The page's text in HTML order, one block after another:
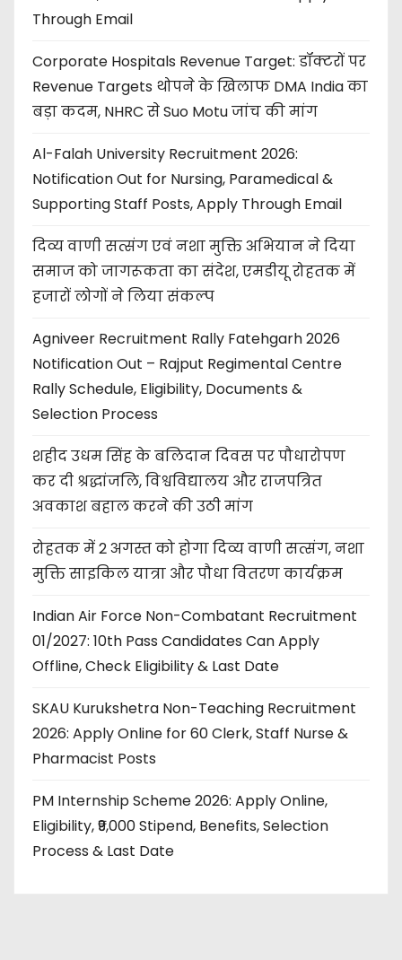
Through Email
Corporate Hospitals Revenue Target: डॉक्टरों पर
Revenue Targets थोपने के खिलाफ DMA India का
बड़ा कदम, NHRC से Suo Motu जांच की मांग
Al-Falah University Recruitment 2026:
Notification Out for Nursing, Paramedical &
Supporting Staff Posts, Apply Through Email
दिव्य वाणी सत्संग एवं नशा मुक्ति अभियान ने दिया
समाज को जागरूकता का संदेश, एमडीयू रोहतक में
हजारों लोगों ने लिया संकल्प
Agniveer Recruitment Rally Fatehgarh 2026
Notification Out – Rajput Regimental Centre
Rally Schedule, Eligibility, Documents &
Selection Process
शहीद उधम सिंह के बलिदान दिवस पर पौधारोपण
कर दी श्रद्धांजलि, विश्वविद्यालय और राजपत्रित
अवकाश बहाल करने की उठी मांग
रोहतक में 2 अगस्त को होगा दिव्य वाणी सत्संग, नशा
मुक्ति साइकिल यात्रा और पौधा वितरण कार्यक्रम
Indian Air Force Non-Combatant Recruitment
01/2027: 10th Pass Candidates Can Apply
Offline, Check Eligibility & Last Date
SKAU Kurukshetra Non-Teaching Recruitment
2026: Apply Online for 60 Clerk, Staff Nurse &
Pharmacist Posts
PM Internship Scheme 2026: Apply Online,
Eligibility, ₹9,000 Stipend, Benefits, Selection
Process & Last Date